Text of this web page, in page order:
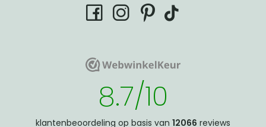
facebookinstagram
pinterest
tiktok
WebwinkelKeurWebwinkelKeur
8.7/10
klantenbeoordeling op basis van 12066 reviews